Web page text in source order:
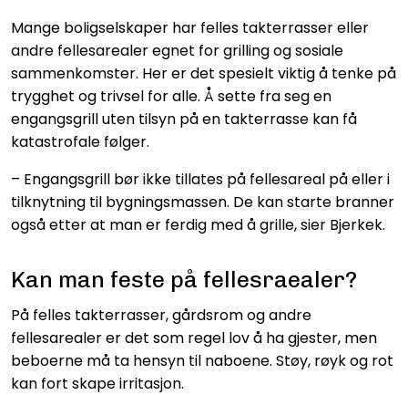
Mange boligselskaper har felles takterrasser eller
andre fellesarealer egnet for grilling og sosiale
sammenkomster. Her er det spesielt viktig å tenke på
trygghet og trivsel for alle. Å sette fra seg en
engangsgrill uten tilsyn på en takterrasse kan få
katastrofale følger.
– Engangsgrill bør ikke tillates på fellesareal på eller i
tilknytning til bygningsmassen. De kan starte branner
også etter at man er ferdig med å grille, sier Bjerkek.
Kan man feste på fellesraealer?
På felles takterrasser, gårdsrom og andre
fellesarealer er det som regel lov å ha gjester, men
beboerne må ta hensyn til naboene. Støy, røyk og rot
kan fort skape irritasjon.